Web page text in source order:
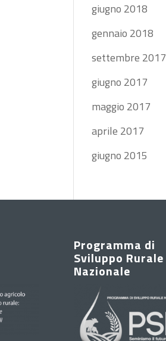
giugno 2018
gennaio 2018
settembre 2017
giugno 2017
maggio 2017
aprile 2017
giugno 2015
Programma di
Sviluppo Rurale
Nazionale